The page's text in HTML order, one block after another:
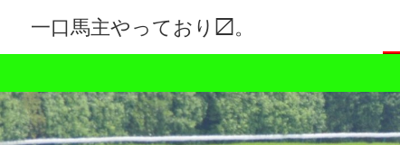
一口馬主やっており〼。